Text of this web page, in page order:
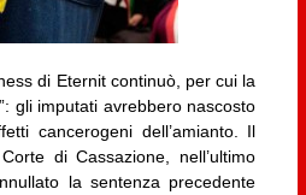
di Eternit continuò, per cui la
gli imputati avrebbero nascosto
cancerogeni dell’amianto. Il
di Cassazione, nell’ultimo
la sentenza precedente